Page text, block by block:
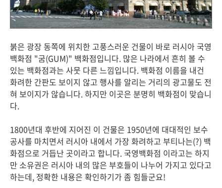
붉은 광장 동쪽에 위치한 고풍스러운 건물이 바로 러시아 국영
백화점 "굼(GUM)" 백화점입니다. 많은 나라에서 흔히 볼 수
있는 백화점과는 사뭇 다른 느낌입니다. 백화점 이름을 내건
화려한 간판도 보이지 않고 행사를 알리는 거리의 광고물도 전
혀 보이지가 않습니다. 하지만 이곳은 분명히 백화점이 맞습니
다.
1800년대 후반에 지어진 이 건물은 1950년에 대대적인 보수
공사를 마치면서 러시아 내에서 가장 화려하고 부티나는(?) 백
화점으로 거듭난 곳이라고 합니다. 국영백화점 이라고는 하지
만 소유권은 러시아 내의 많은 부호들이 나누어 가지고 있다고
하는데, 정확한 내용은 확인하기가 좀 힘들군요!